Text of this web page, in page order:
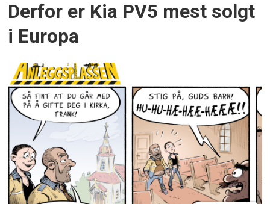
Derfor er Kia PV5 mest solgt
i Europa